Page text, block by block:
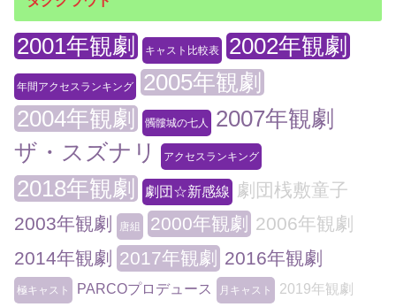
2001年観劇 キャスト比較表 2002年観劇
年間アクセスランキング
2005年観劇
2004年観劇
髑髏城の七人
2007年観劇
ザ・スズナリ
アクセスランキング
2018年観劇 劇団☆新感線
劇団桟敷童子
2003年観劇
唐組 2000年観劇
2006年観劇
2014年観劇 2017年観劇 2016年観劇
極キャスト PARCOプロデュース 月キャスト 2019年観劇